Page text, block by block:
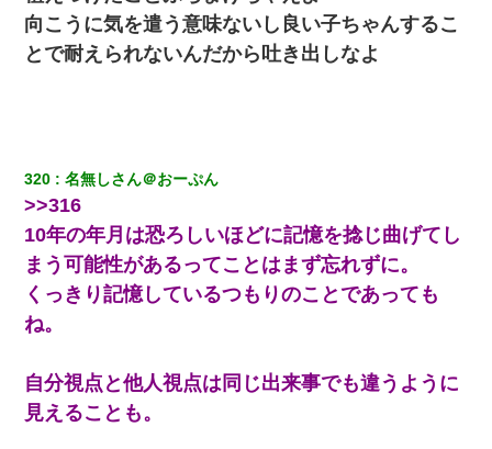
【戦争】不妊の俺嫁に弟嫁が2日間4歳児を託児 俺嫁はそこまで気
にしてなかったが、あまりにも子供が俺嫁に懐くので最後らへん
顔引きつってた → そして弟嫁が迎えに来た翌日…
【悲報】姉と入浴中に大きくなってしまった結果ｗｗｗｗｗｗｗ
ｗ
近所のお寺に住み込みで手伝いしてる知的障害のオッサンがい
た。ある日、オッサンが火かき棒を持って顔を真っ赤にしながら
走り回っていて…
医者「糖尿病で余命1年です」 ワイ「知らんわｗどうせ死ぬなら
食べる量増やすわｗ」→結果ｗｗｗｗｗ
向こうに気を遣う意味ないし良い子ちゃんするこ
とで耐えられないんだから吐き出しなよ
320 名無しさん＠おーぷん
>>316
10年の年月は恐ろしいほどに記憶を捻じ曲げてし
まう可能性があるってことはまず忘れずに。
くっきり記憶しているつもりのことであっても
ね。
自分視点と他人視点は同じ出来事でも違うように
見えることも。